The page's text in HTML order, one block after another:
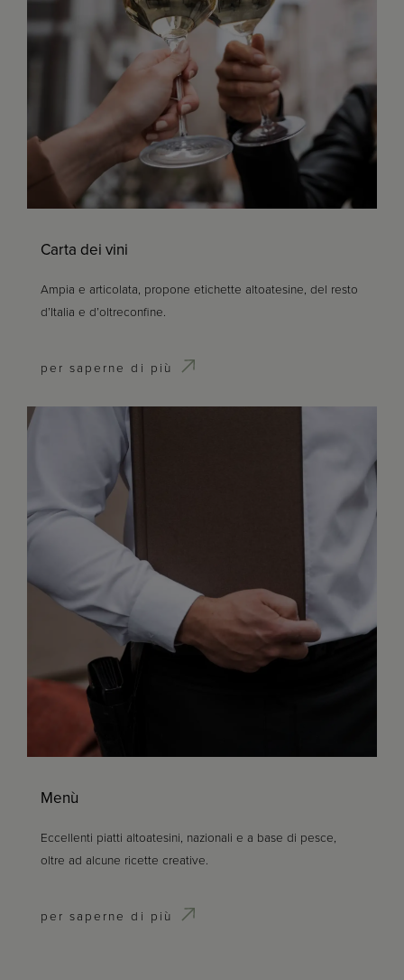
Carta dei vini
Ampia e articolata, propone etichette altoatesine, del resto
d’Italia e d’oltreconfine.
per saperne di più
Menù
Eccellenti piatti altoatesini, nazionali e a base di pesce,
oltre ad alcune ricette creative.
per saperne di più